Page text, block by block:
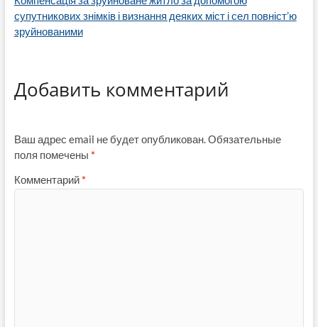
супутникових знімків і визнання деяких міст і сел повніст’ю
зруйнованими
Добавить комментарий
Ваш адрес email не будет опубликован.Обязательные
поля помечены *
Комментарий *